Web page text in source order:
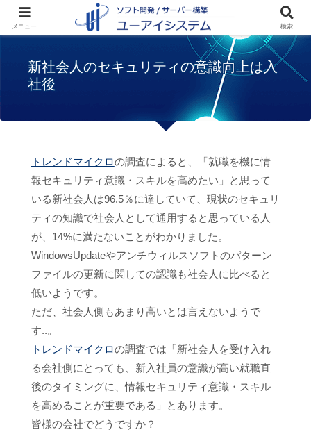
お知らせ
新社会人のセキュリティ
の意識向上は入社後
新社会人のセキュリティの意識向上は入
社後
トレンドマイクロの調査によると、「就職を機に情
報セキュリティ意識・スキルを高めたい」と思って
いる新社会人は96.5％に達していて、現状のセキュリ
ティの知識で社会人として通用すると思っている人
が、14%に満たないことがわかりました。
WindowsUpdateやアンチウィルスソフトのパターン
ファイルの更新に関しての認識も社会人に比べると
低いようです。
ただ、社会人側もあまり高いとは言えないようで
す..。
トレンドマイクロの調査では「新社会人を受け入れ
る会社側にとっても、新入社員の意識が高い就職直
後のタイミングに、情報セキュリティ意識・スキル
を高めることが重要である」とあります。
皆様の会社でどうですか？
メニュー 検索